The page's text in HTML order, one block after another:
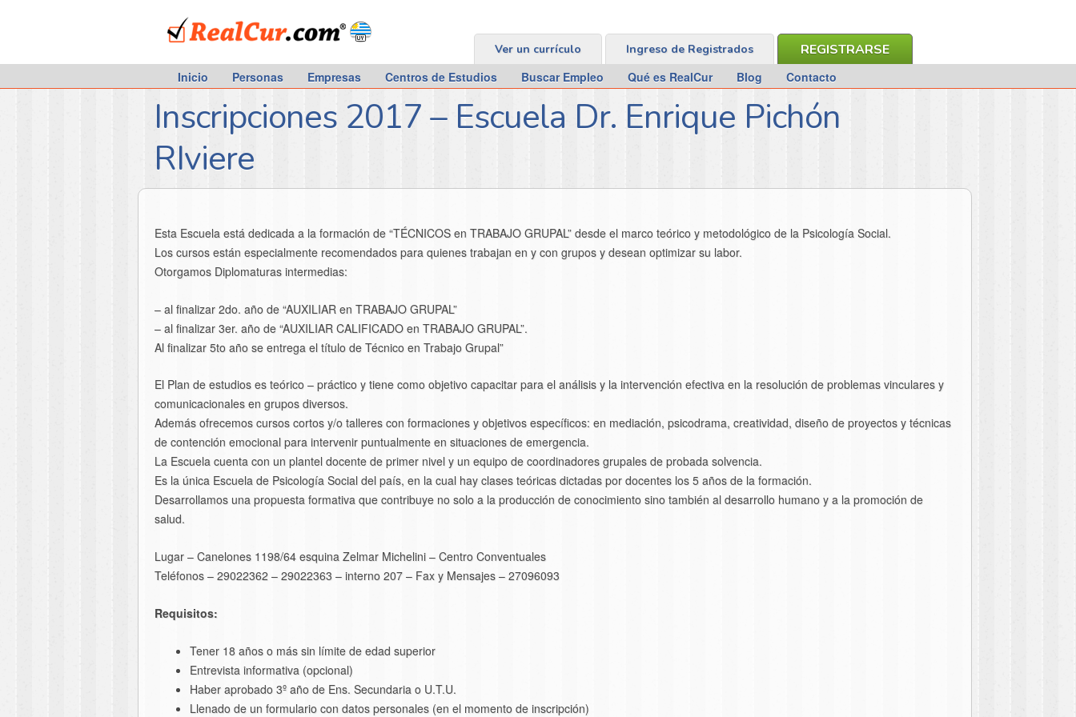
RealCur.com
REGISTRARSE
Ingreso de Registrados
Ver un currículo
Inicio Personas Empresas Centros de Estudios Buscar Empleo Qué es RealCur Blog Contacto
Inscripciones 2017 – Escuela Dr. Enrique Pichón
RIviere
Esta Escuela está dedicada a la formación de “TÉCNICOS en TRABAJO GRUPAL” desde el marco teórico y metodológico de la Psicología Social.
Los cursos están especialmente recomendados para quienes trabajan en y con grupos y desean optimizar su labor.
Otorgamos Diplomaturas intermedias:
– al finalizar 2do. año de “AUXILIAR en TRABAJO GRUPAL”
– al finalizar 3er. año de “AUXILIAR CALIFICADO en TRABAJO GRUPAL”.
Al finalizar 5to año se entrega el título de Técnico en Trabajo Grupal”
El Plan de estudios es teórico – práctico y tiene como objetivo capacitar para el análisis y la intervención efectiva en la resolución de problemas vinculares y
comunicacionales en grupos diversos.
Además ofrecemos cursos cortos y/o talleres con formaciones y objetivos específicos: en mediación, psicodrama, creatividad, diseño de proyectos y técnicas
de contención emocional para intervenir puntualmente en situaciones de emergencia.
La Escuela cuenta con un plantel docente de primer nivel y un equipo de coordinadores grupales de probada solvencia.
Es la única Escuela de Psicología Social del país, en la cual hay clases teóricas dictadas por docentes los 5 años de la formación.
Desarrollamos una propuesta formativa que contribuye no solo a la producción de conocimiento sino también al desarrollo humano y a la promoción de
salud.
Lugar – Canelones 1198/64 esquina Zelmar Michelini – Centro Conventuales
Teléfonos – 29022362 – 29022363 – interno 207 – Fax y Mensajes – 27096093
Requisitos:
Tener 18 años o más sin límite de edad superior
Entrevista informativa (opcional)
Haber aprobado 3º año de Ens. Secundaria o U.T.U.
Llenado de un formulario con datos personales (en el momento de inscripción)